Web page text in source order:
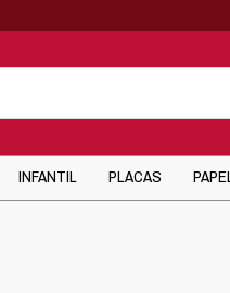
INFANTIL PLACAS